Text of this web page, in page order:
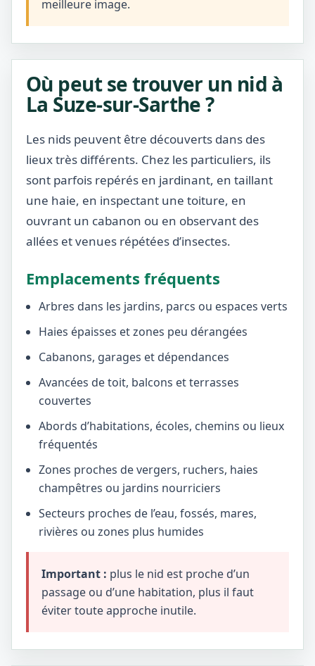
meilleure image.
Où peut se trouver un nid à
La Suze-sur-Sarthe ?
Les nids peuvent être découverts dans des
lieux très différents. Chez les particuliers, ils
sont parfois repérés en jardinant, en taillant
une haie, en inspectant une toiture, en
ouvrant un cabanon ou en observant des
allées et venues répétées d’insectes.
Emplacements fréquents
Arbres dans les jardins, parcs ou espaces verts
Haies épaisses et zones peu dérangées
Cabanons, garages et dépendances
Avancées de toit, balcons et terrasses
couvertes
Abords d’habitations, écoles, chemins ou lieux
fréquentés
Zones proches de vergers, ruchers, haies
champêtres ou jardins nourriciers
Secteurs proches de l’eau, fossés, mares,
rivières ou zones plus humides
Important : plus le nid est proche d’un
passage ou d’une habitation, plus il faut
éviter toute approche inutile.